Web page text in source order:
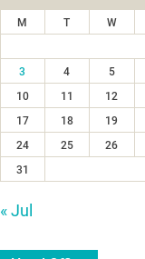
M T W
3
4 5
10
11 12
17
18 19
24
25 26
31
« Jul